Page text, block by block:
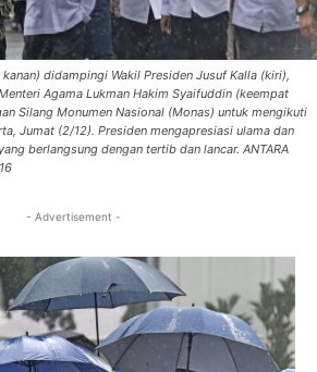
didampingi Wakil Presiden Jusuf Kalla (kiri),
Agama Lukman Hakim Syaifuddin (keempat
Silang Monumen Nasional (Monas) untuk mengikuti
Jumat (2/12). Presiden mengapresiasi ulama dan
berlangsung dengan tertib dan lancar. ANTARA
- Advertisement -